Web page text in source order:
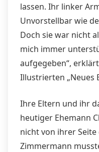
lassen. Ihr linker
Unvorstellbar wie
Doch sie war nicht
mich immer
aufgegeben“,
Illustrierten „Neues
Ihre Eltern und ihr
heutiger Ehemann
nicht von ihrer
Zimmermann